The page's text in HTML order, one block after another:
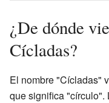
¿De dónde
Cícladas?
El nombre "Cícladas"
que significa "círculo".